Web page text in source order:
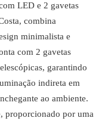
LED e 2 gavetas
combina
minimalista e
com 2 gavetas
garantindo
indireta em
ao ambiente.
proporcionado por uma